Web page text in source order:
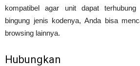
kompatibel agar unit dapat
bingung jenis kodenya, Anda bisa
browsing lainnya.
Hubungkan